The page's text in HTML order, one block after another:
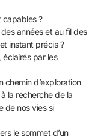
capables ?
années et au fil des
instant précis ?
par les
chemin d’exploration
la recherche de la
de nos vies si
le sommet d’un